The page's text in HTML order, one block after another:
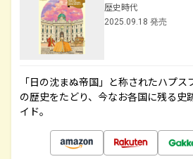
歴史時代
2025.09.18 発売
「日の沈まぬ帝国」と称されたハプ
の歴史をたどり、今なお各国に残る史
イド。